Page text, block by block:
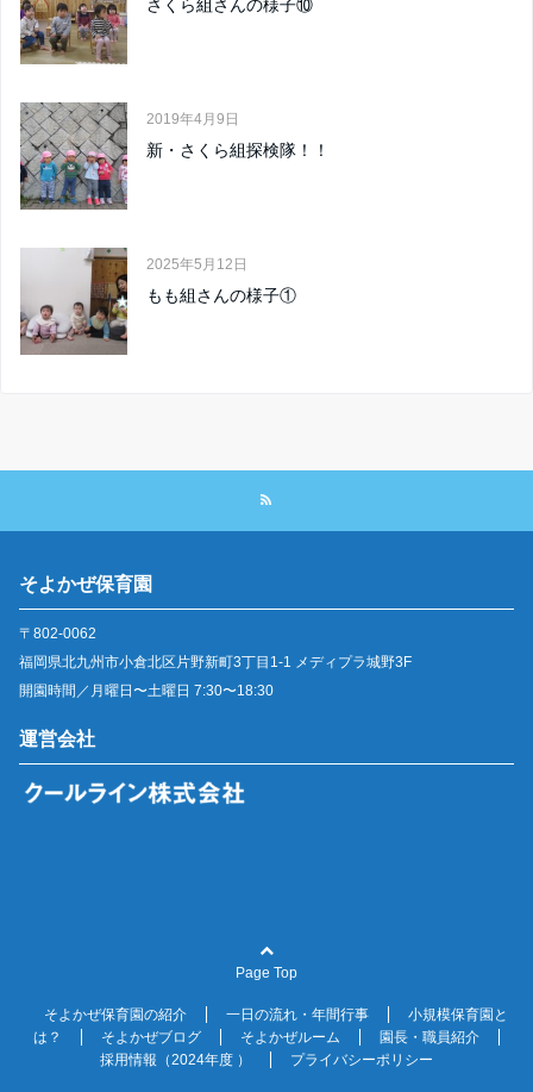
さくら組さんの様子⑩
2019年4月9日
新・さくら組探検隊！！
2025年5月12日
もも組さんの様子①
そよかぜ保育園
〒802-0062
福岡県北九州市小倉北区片野新町3丁目1-1 メディプラ城野3F
開園時間／月曜日〜土曜日 7:30〜18:30
運営会社
Page Top
そよかぜ保育園の紹介 一日の流れ・年間行事
小規模保育園と
は？
そよかぜブログ そよかぜルーム
園長・職員紹介
採用情報（2024年度 ）
プライバシーポリシー